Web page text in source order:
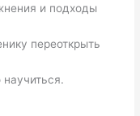
и подходы
переоткрыть